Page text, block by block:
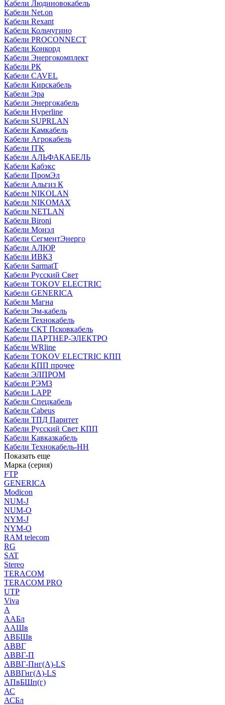
Кабели Людиновокабель
Кабели Net.on
Кабели Rexant
Кабели Кольчугино
Кабели PROCONNECT
Кабели Конкорд
Кабели Энергокомплект
Кабели РК
Кабели CAVEL
Кабели Кирскабель
Кабели Эра
Кабели Энергокабель
Кабели Hyperline
Кабели SUPRLAN
Кабели Камкабель
Кабели Агрокабель
Кабели ITK
Кабели АЛЬФАКАБЕЛЬ
Кабели Кабэкс
Кабели ПромЭл
Кабели Альгиз К
Кабели NIKOLAN
Кабели NIKOMAX
Кабели NETLAN
Кабели Bironi
Кабели Монэл
Кабели СегментЭнерго
Кабели АЛЮР
Кабели ИВКЗ
Кабели SarmatT
Кабели Русский Свет
Кабели TOKOV ELECTRIC
Кабели GENERICA
Кабели Магна
Кабели Эм-кабель
Кабели Технокабель
Кабели СКТ Псковкабель
Кабели ПАРТНЕР-ЭЛЕКТРО
Кабели WRline
Кабели TOKOV ELECTRIC КПП
Кабели КПП прочее
Кабели ЭЛПРОМ
Кабели РЭМЗ
Кабели LAPP
Кабели Спецкабель
Кабели Cabeus
Кабели ТПД Паритет
Кабели Русский Свет КПП
Кабели Кавказкабель
Кабели Технокабель-НН
Показать еще
Марка (серия)
FTP
GENERICA
Modicon
NUM-J
NUM-O
NYM-J
NYM-O
RAM telecom
RG
SAT
Stereo
TERACOM
TERACOM PRO
UTP
Viva
А
ААБл
ААШв
АВБШв
АВВГ
АВВГ-П
АВВГ-Пнг(А)-LS
АВВГнг(А)-LS
АПвБШп(г)
АС
АСБл